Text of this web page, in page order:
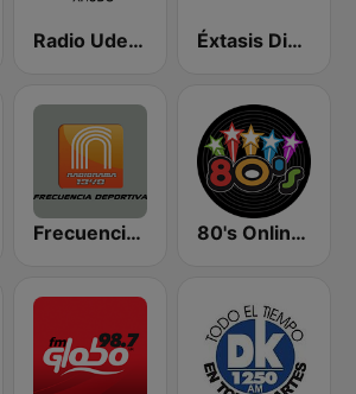
Radio UdeG Guadalajara Éxtasis Digital 95.9 FM
Frecuencia Deportiva 1340 80's Online Radio